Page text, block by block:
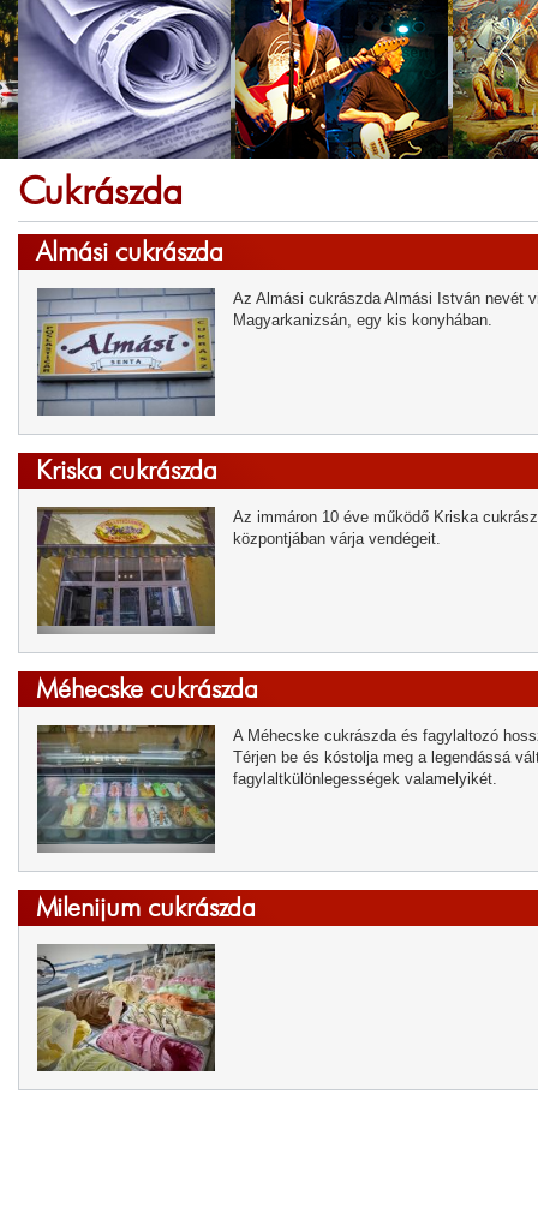
Cukrászda
Almási cukrászda
Az Almási cukrászda Almási István nevét
Magyarkanizsán, egy kis konyhában.
Kriska cukrászda
Az immáron 10 éve működő Kriska
központjában várja vendégeit.
Méhecske cukrászda
A Méhecske cukrászda és fagylaltozó
Térjen be és kóstolja meg a legendássá
fagylaltkülönlegességek valamelyikét.
Milenijum cukrászda